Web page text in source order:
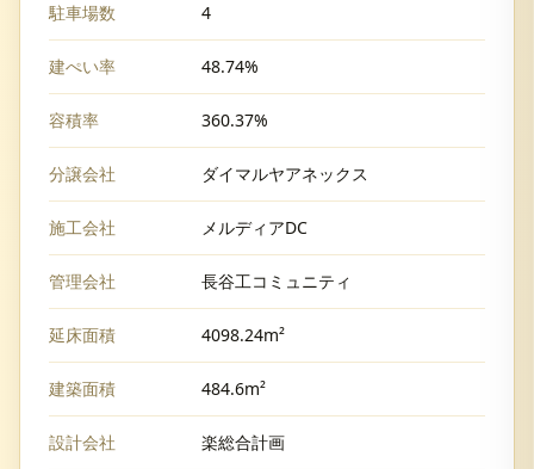
駐車場数 4
建ぺい率 48.74%
容積率 360.37%
分譲会社 ダイマルヤアネックス
施工会社 メルディアDC
管理会社 長谷工コミュニティ
延床面積 4098.24m²
建築面積 484.6m²
設計会社 楽総合計画